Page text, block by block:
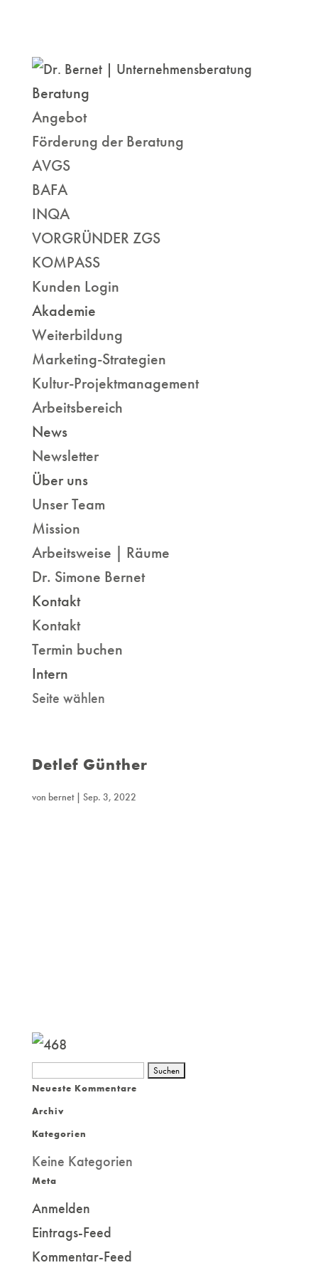
Beratung
Angebot
Förderung der Beratung
AVGS
BAFA
INQA
VORGRÜNDER ZGS
KOMPASS
Kunden Login
Akademie
Weiterbildung
Marketing-Strategien
Kultur-Projektmanagement
Arbeitsbereich
News
Newsletter
Über uns
Unser Team
Mission
Arbeitsweise | Räume
Dr. Simone Bernet
Kontakt
Kontakt
Termin buchen
Intern
Seite wählen
Detlef Günther
von bernet| Sep. 3, 2022
Suchen
nach:
Neueste Kommentare
Archiv
Kategorien
Keine Kategorien
Meta
Anmelden
Eintrags-Feed
Kommentar-Feed